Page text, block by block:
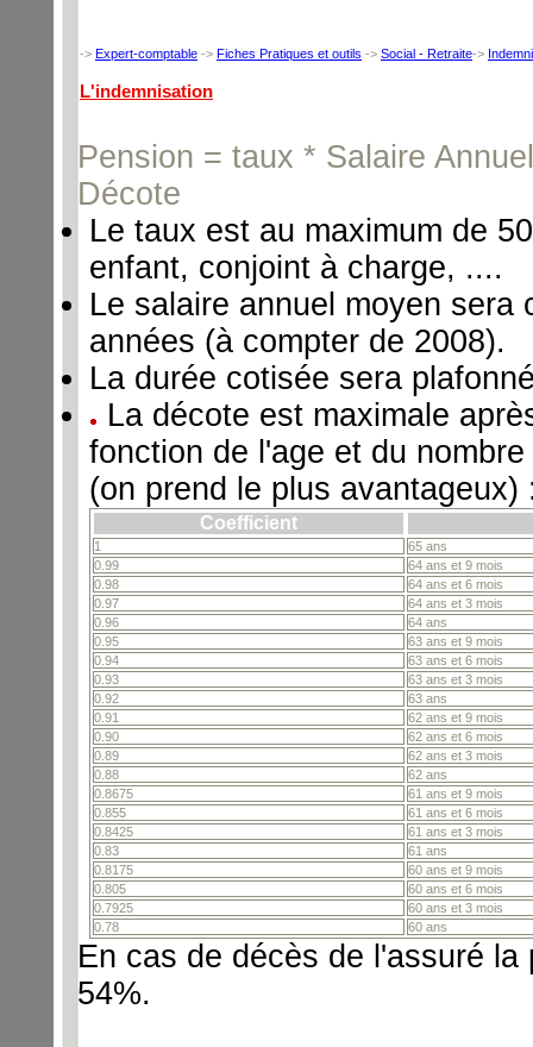
-> Expert-comptable -> Fiches Pratiques et outils -> Social - Retraite->
L'indemnisation
Pension = taux * Salaire
Décote
Le taux est au maximum de
enfant, conjoint à charge, ....
Le salaire annuel moyen
années (à compter de 2008).
La durée cotisée sera
La décote est maximale
fonction de l'age et du
(on prend le plus avantageux)
Coefficient
1
65 ans
0.99
64 ans et 9 mois
0.98
64 ans et 6 mois
0.97
64 ans et 3 mois
0.96
64 ans
0.95
63 ans et 9 mois
0.94
63 ans et 6 mois
0.93
63 ans et 3 mois
0.92
63 ans
0.91
62 ans et 9 mois
0.90
62 ans et 6 mois
0.89
62 ans et 3 mois
0.88
62 ans
0.8675
61 ans et 9 mois
0.855
61 ans et 6 mois
0.8425
61 ans et 3 mois
0.83
61 ans
0.8175
60 ans et 9 mois
0.805
60 ans et 6 mois
0.7925
60 ans et 3 mois
0.78
60 ans
En cas de décès de l'assuré
54%.